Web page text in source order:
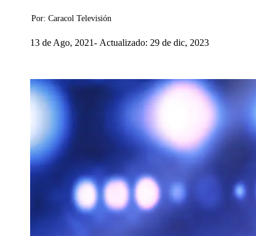
Por: Caracol Televisión
13 de Ago, 2021 Actualizado: 29 de dic, 2023